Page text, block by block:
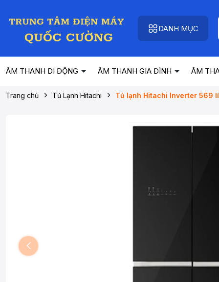
DANH MỤC
ÂM THANH DI ĐỘNG ÂM THANH GIA ĐÌNH ÂM
Trang chủ Tủ Lạnh Hitachi Tủ lạnh Hitachi Inverter 569